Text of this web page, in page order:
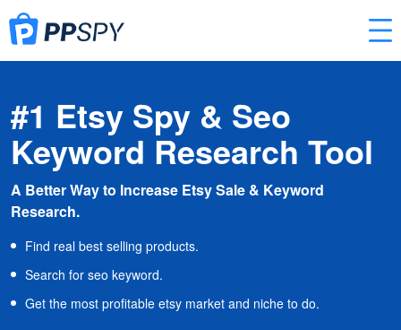
#1 Etsy Spy & Seo
Keyword Research Tool
A Better Way to Increase Etsy Sale & Keyword
Research.
Find real best selling products.
Search for seo keyword.
Get the most profitable etsy market and niche to do.